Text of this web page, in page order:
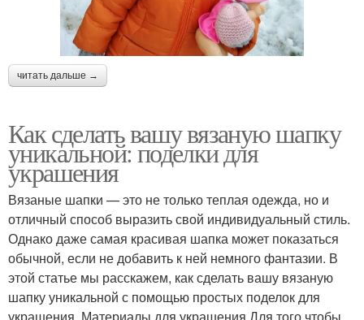
читать дальше →
Как сделать вашу вязаную шапку
уникальной: поделки для
украшения
Вязаные шапки — это не только теплая одежда, но и
отличный способ выразить свой индивидуальный стиль.
Однако даже самая красивая шапка может показаться
обычной, если не добавить к ней немного фантазии. В
этой статье мы расскажем, как сделать вашу вязаную
шапку уникальной с помощью простых поделок для